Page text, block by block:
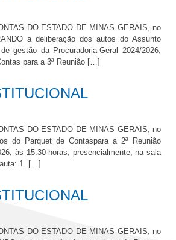
DO ESTADO DE MINAS GERAIS, no
a deliberação dos autos do Assunto
gestão da Procuradoria-Geral 2024/2026;
para a 3ª Reunião […]
DO ESTADO DE MINAS GERAIS, no
do Parquet de Contaspara a 2ª Reunião
às 15:30 horas, presencialmente, na sala
1. […]
DO ESTADO DE MINAS GERAIS, no